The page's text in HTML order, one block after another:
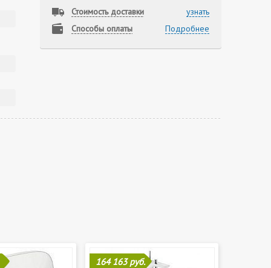
Стоимость доставки
узнать
Способы оплаты
Подробнее
164 163 руб.